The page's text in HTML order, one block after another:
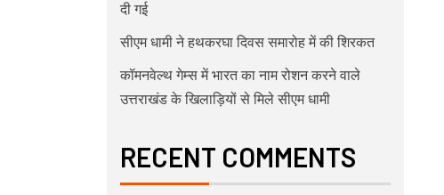
दी गई
सीएम धामी ने हथकरघा दिवस समारोह में की शिरकत
कॉमनवेल्थ गेम्स में भारत का नाम रोशन करने वाले
उत्तराखंड के खिलाड़ियों से मिले सीएम धामी
RECENT COMMENTS